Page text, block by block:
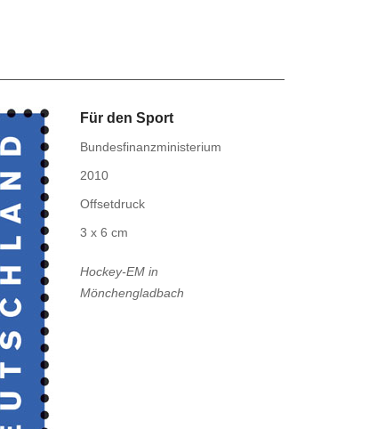
Für den Sport
Bundesfinanzministerium
2010
Offsetdruck
3 x 6 cm
Hockey-EM in
Mönchengladbach